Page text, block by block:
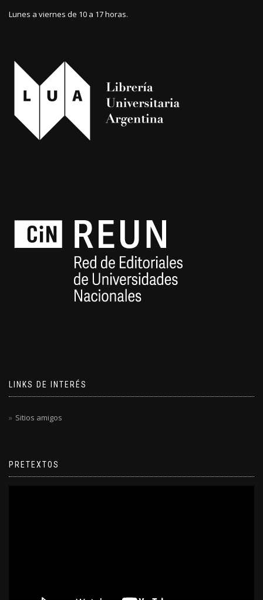
Lunes a viernes de 10 a 17 horas.
LINKS DE INTERÉS
Sitios amigos
PRETEXTOS